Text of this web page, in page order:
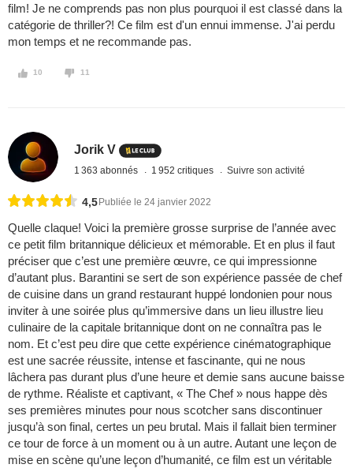
film! Je ne comprends pas non plus pourquoi il est classé dans la
catégorie de thriller?! Ce film est d'un ennui immense. J'ai perdu
mon temps et ne recommande pas.
10 11
Jorik V
1 363 abonnés 1 952 critiques Suivre son activité
4,5 Publiée le 24 janvier 2022
Quelle claque! Voici la première grosse surprise de l’année avec
ce petit film britannique délicieux et mémorable. Et en plus il faut
préciser que c’est une première œuvre, ce qui impressionne
d’autant plus. Barantini se sert de son expérience passée de chef
de cuisine dans un grand restaurant huppé londonien pour nous
inviter à une soirée plus qu’immersive dans un lieu illustre lieu
culinaire de la capitale britannique dont on ne connaîtra pas le
nom. Et c’est peu dire que cette expérience cinématographique
est une sacrée réussite, intense et fascinante, qui ne nous
lâchera pas durant plus d’une heure et demie sans aucune baisse
de rythme. Réaliste et captivant, « The Chef » nous happe dès
ses premières minutes pour nous scotcher sans discontinuer
jusqu’à son final, certes un peu brutal. Mais il fallait bien terminer
ce tour de force à un moment ou à un autre. Autant une leçon de
mise en scène qu’une leçon d’humanité, ce film est un véritable